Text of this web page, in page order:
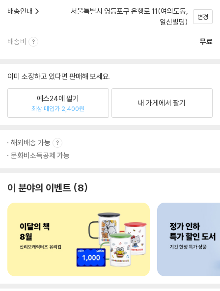
배송안내
서울특별시 영등포구 은행로 11(여의도동,
일신빌딩)
변경
배송비 무료
이미 소장하고 있다면 판매해 보세요.
예스24에 팔기
최상 매입가 2,400원
내 가게에서 팔기
해외배송 가능
문화비소득공제 가능
이 분야의 이벤트 8